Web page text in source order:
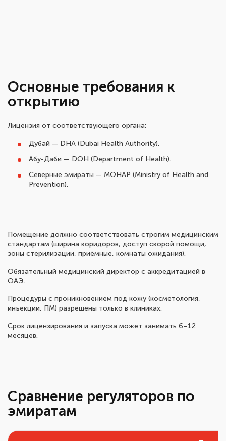
Основные требования к
открытию
Лицензия от соответствующего органа:
Дубай — DHA (Dubai Health Authority).
Абу-Даби — DOH (Department of Health).
Северные эмираты — MOHAP (Ministry of Health and
Prevention).
Помещение должно соответствовать строгим медицинским
стандартам (ширина коридоров, доступ скорой помощи,
зоны стерилизации, приёмные, комнаты ожидания).
Обязательный медицинский директор с аккредитацией в
ОАЭ.
Процедуры с проникновением под кожу (косметология,
инъекции, ПМ) разрешены только в клиниках.
Срок лицензирования и запуска может занимать 6–12
месяцев.
Сравнение регуляторов по
эмиратам